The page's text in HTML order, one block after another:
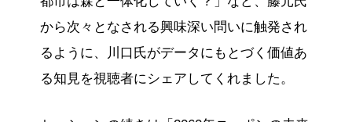
から次々となされる興味深い問いに触発され
るように、川口氏がデータにもとづく価値あ
る知見を視聴者にシェアしてくれました。